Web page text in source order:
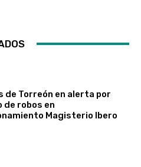
de Torreón en alerta por
robos en
Magisterio Ibero